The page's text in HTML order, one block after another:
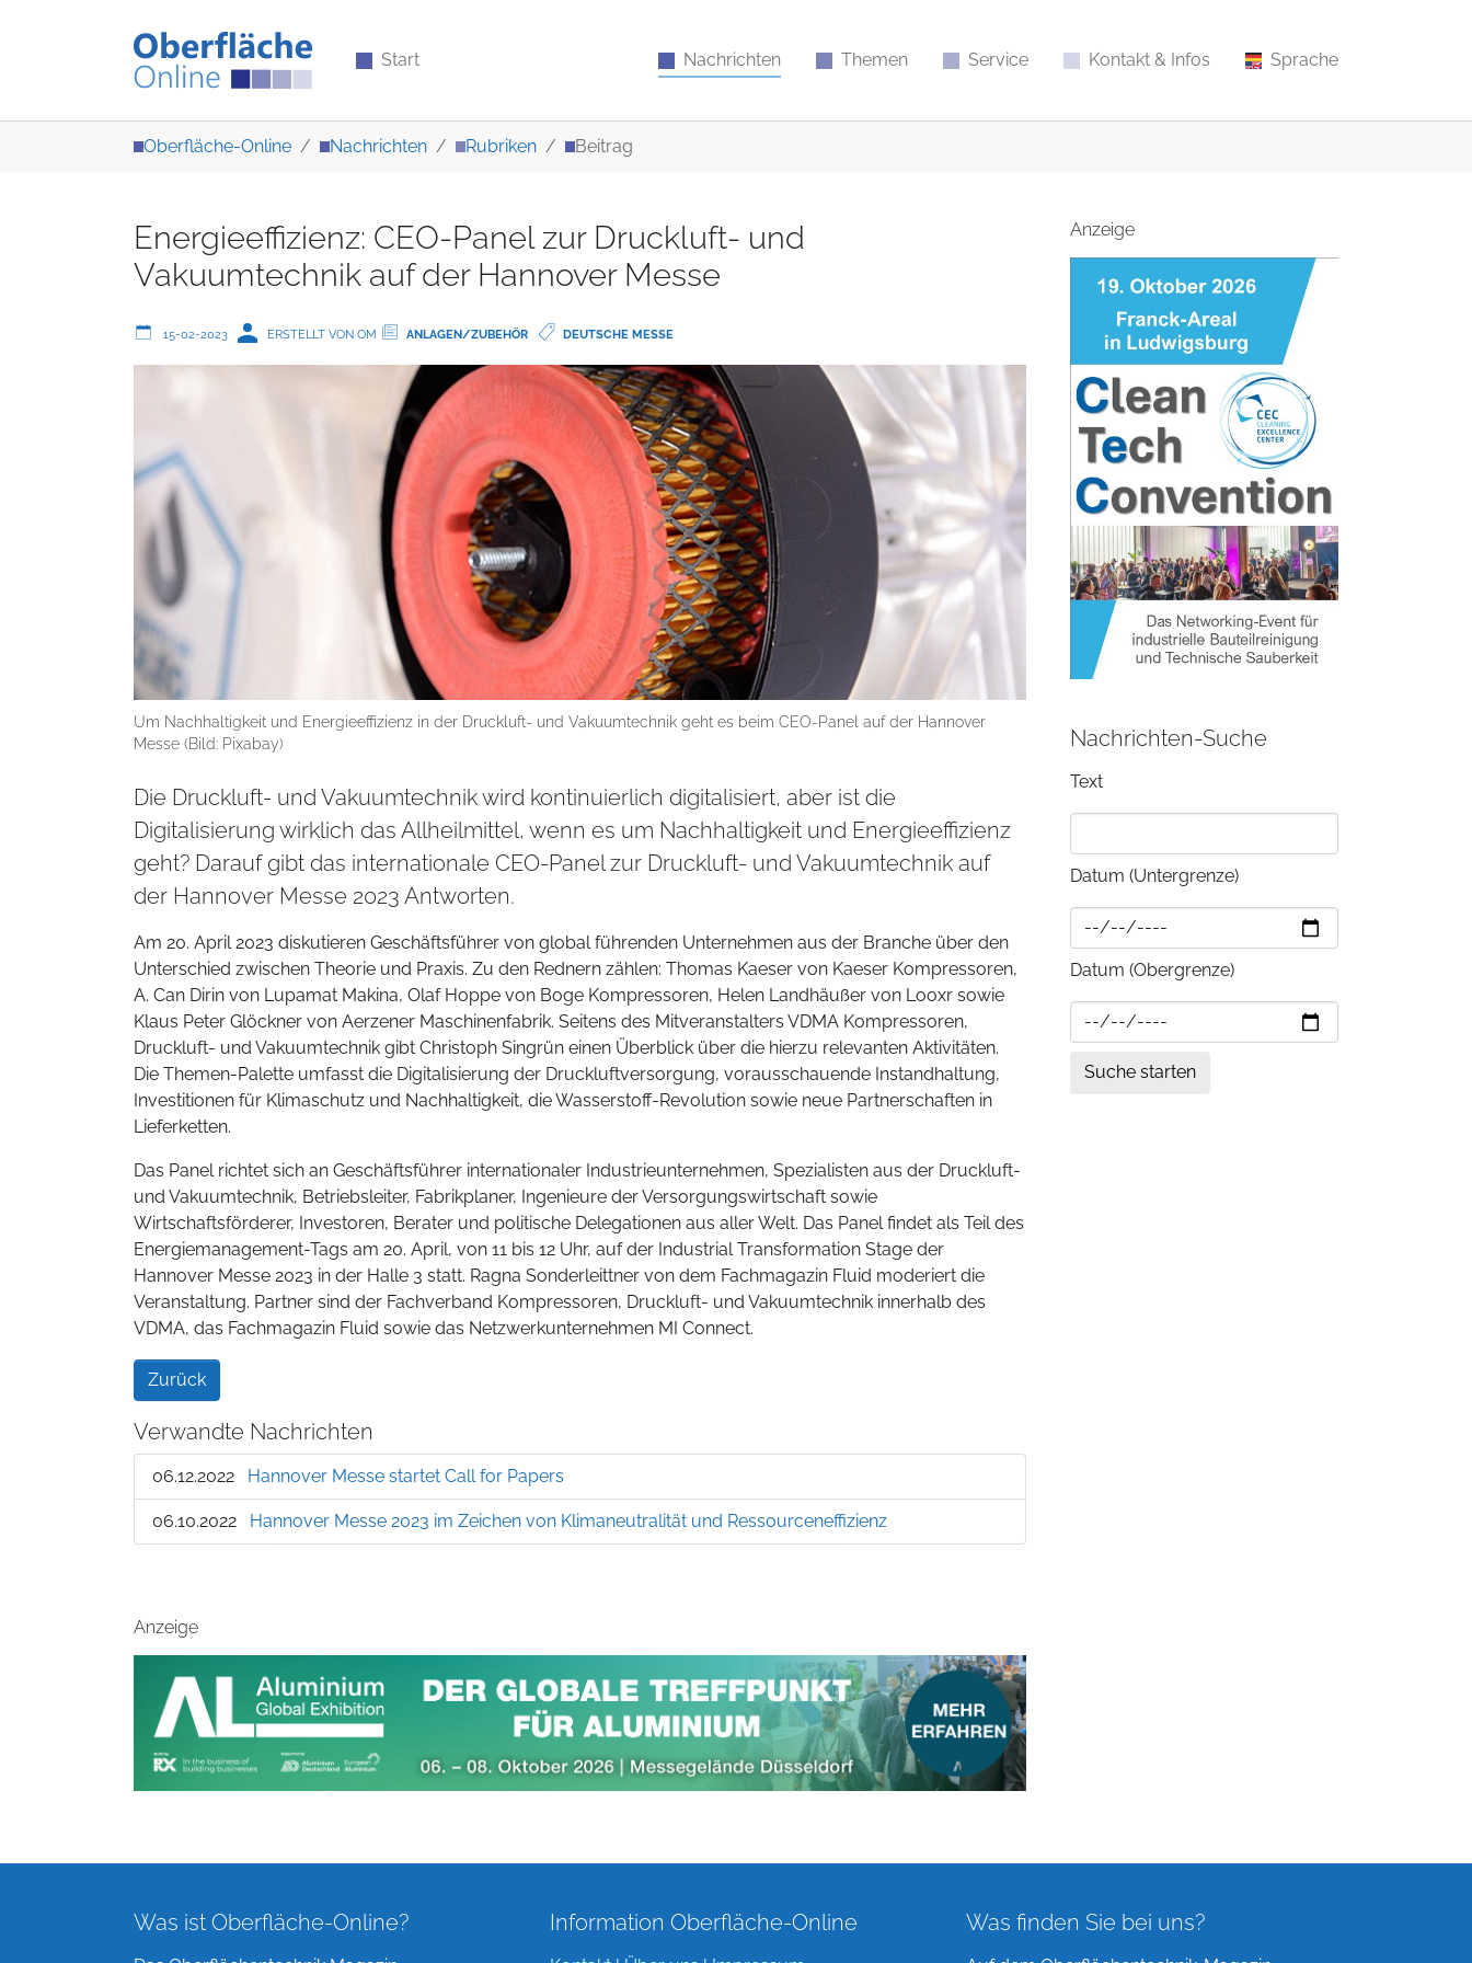
Start Nachrichten Themen Service Kontakt & Infos Sprache
Oberfläche-Online Nachrichten Rubriken Beitrag
Energieeffizienz: CEO-Panel zur Druckluft- und
Vakuumtechnik auf der Hannover Messe
15-02-2023 ERSTELLT VON OM ANLAGEN/ZUBEHÖR DEUTSCHE MESSE
Um Nachhaltigkeit und Energieeffizienz in der Druckluft- und Vakuumtechnik geht es beim CEO-Panel auf der Hannover
Messe (Bild: Pixabay)
Die Druckluft- und Vakuumtechnik wird kontinuierlich digitalisiert, aber ist die
Digitalisierung wirklich das Allheilmittel, wenn es um Nachhaltigkeit und Energieeffizienz
geht? Darauf gibt das internationale CEO-Panel zur Druckluft- und Vakuumtechnik auf
der Hannover Messe 2023 Antworten.
Am 20. April 2023 diskutieren Geschäftsführer von global führenden Unternehmen aus der Branche über den
Unterschied zwischen Theorie und Praxis. Zu den Rednern zählen: Thomas Kaeser von Kaeser Kompressoren,
A. Can Dirin von Lupamat Makina, Olaf Hoppe von Boge Kompressoren, Helen Landhäußer von Looxr sowie
Klaus Peter Glöckner von Aerzener Maschinenfabrik. Seitens des Mitveranstalters VDMA Kompressoren,
Druckluft- und Vakuumtechnik gibt Christoph Singrün einen Überblick über die hierzu relevanten Aktivitäten.
Die Themen-Palette umfasst die Digitalisierung der Druckluftversorgung, vorausschauende Instandhaltung,
Investitionen für Klimaschutz und Nachhaltigkeit, die Wasserstoff-Revolution sowie neue Partnerschaften in
Lieferketten.
Das Panel richtet sich an Geschäftsführer internationaler Industrieunternehmen, Spezialisten aus der Druckluft-
und Vakuumtechnik, Betriebsleiter, Fabrikplaner, Ingenieure der Versorgungswirtschaft sowie
Wirtschaftsförderer, Investoren, Berater und politische Delegationen aus aller Welt. Das Panel findet als Teil des
Energiemanagement-Tags am 20. April, von 11 bis 12 Uhr, auf der Industrial Transformation Stage der
Hannover Messe 2023 in der Halle 3 statt. Ragna Sonderleittner von dem Fachmagazin Fluid moderiert die
Veranstaltung. Partner sind der Fachverband Kompressoren, Druckluft- und Vakuumtechnik innerhalb des
VDMA, das Fachmagazin Fluid sowie das Netzwerkunternehmen MI Connect.
Zurück
Verwandte Nachrichten
06.12.2022 Hannover Messe startet Call for Papers
06.10.2022 Hannover Messe 2023 im Zeichen von Klimaneutralität und Ressourceneffizienz
Anzeige
Anzeige
Nachrichten-Suche
Text
Datum (Untergrenze)
Datum (Obergrenze)
Was ist Oberfläche-Online? Information Oberfläche-Online Was finden Sie bei uns?